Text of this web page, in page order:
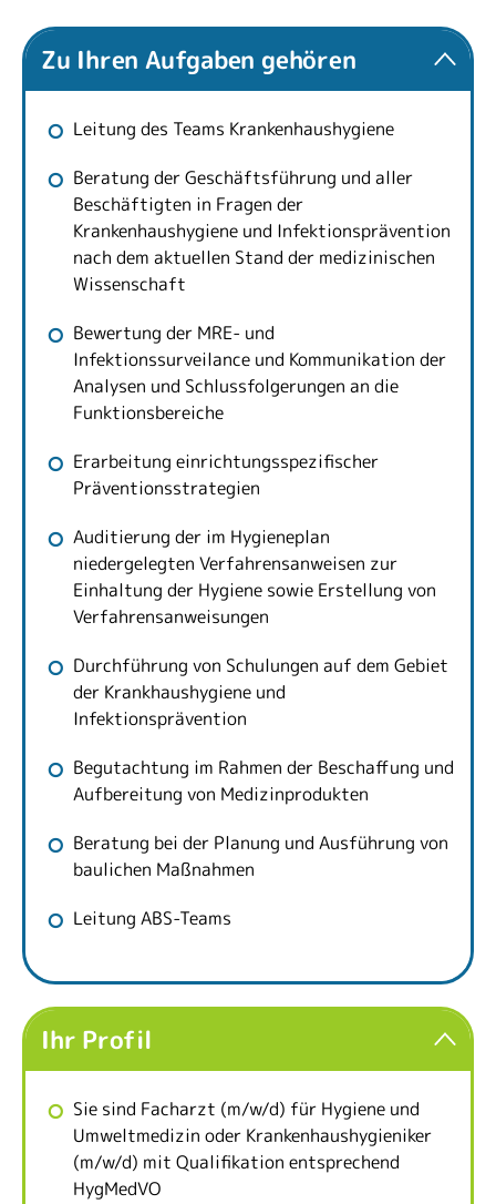
Zu Ihren Aufgaben gehören
Leitung des Teams Krankenhaushygiene
Beratung der Geschäftsführung und aller
Beschäftigten in Fragen der
Krankenhaushygiene und Infektionsprävention
nach dem aktuellen Stand der medizinischen
Wissenschaft
Bewertung der MRE- und
Infektionssurveilance und Kommunikation der
Analysen und Schlussfolgerungen an die
Funktionsbereiche
Erarbeitung einrichtungsspezifischer
Präventionsstrategien
Auditierung der im Hygieneplan
niedergelegten Verfahrensanweisen zur
Einhaltung der Hygiene sowie Erstellung von
Verfahrensanweisungen
Durchführung von Schulungen auf dem Gebiet
der Krankhaushygiene und
Infektionsprävention
Begutachtung im Rahmen der Beschaffung und
Aufbereitung von Medizinprodukten
Beratung bei der Planung und Ausführung von
baulichen Maßnahmen
Leitung ABS-Teams
Ihr Profil
Sie sind Facharzt (m/w/d) für Hygiene und
Umweltmedizin oder Krankenhaushygieniker
(m/w/d) mit Qualifikation entsprechend
HygMedVO